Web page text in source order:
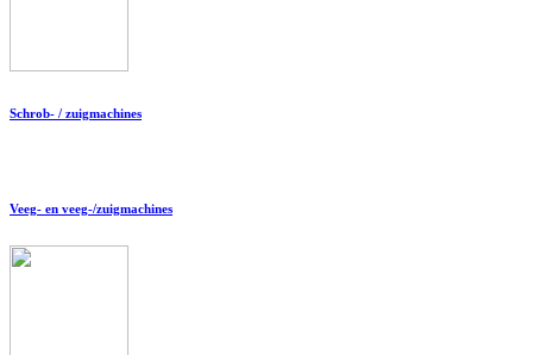
Schrob- / zuigmachines
Veeg- en veeg-/zuigmachines